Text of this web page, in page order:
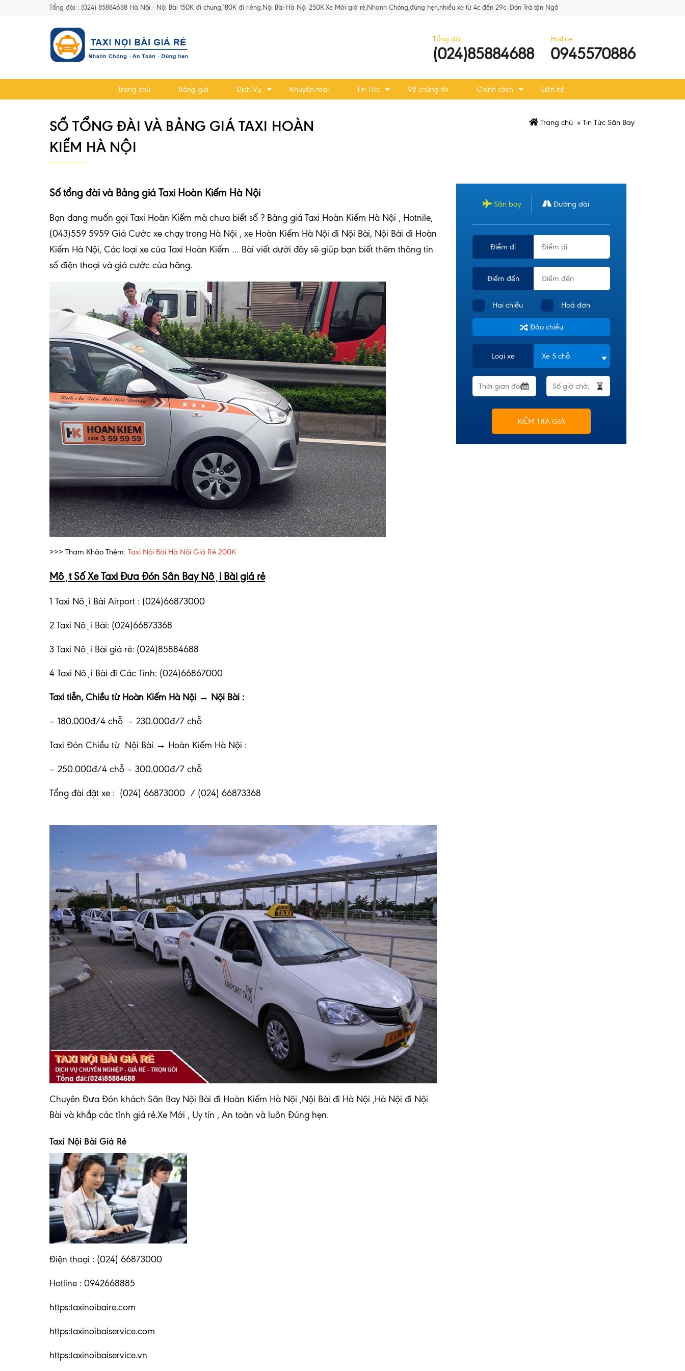
Tổng đài : (024) 85884688 Hà Nội - Nội Bài 150K đi chung,180K đi riêng.Nội Bài-Hà Nội 250K.Xe Mới giá rẻ,Nhanh Chóng,đúng hẹn,nhiều xe từ 4c đến 29c .Đón Trả tận Ngõ
Tổng đài
(024)85884688
Hotline
0945570886
Trang chủ Bảng giá Dịch Vụ Khuyến mại Tin Tức Về chúng tôi Chính sách Liên hệ
SỐ TỔNG ĐÀI VÀ BẢNG GIÁ TAXI HOÀN
KIẾM HÀ NỘI
Trang chủ » Tin Tức Sân Bay
Số tổng đài và Bảng giá Taxi Hoàn Kiếm Hà Nội
Bạn đang muốn gọi Taxi Hoàn Kiếm mà chưa biết số ? Bảng giá Taxi Hoàn Kiếm Hà Nội , Hotnile,
(043)559 5959 Giá Cước xe chạy trong Hà Nội , xe Hoàn Kiếm Hà Nội đi Nội Bài, Nội Bài đi Hoàn
Kiếm Hà Nội, Các loại xe của Taxi Hoàn Kiếm … Bài viết dưới đây sẽ giúp bạn biết thêm thông tin
số điện thoại và giá cước của hãng.
>>> Tham Khảo Thêm: Taxi Nội Bài Hà Nội Giá Rẻ 200K
Một Số Xe Taxi Đưa Đón Sân Bay Nội Bài giá rẻ
1 Taxi Nội Bài Airport : (024)66873000
2 Taxi Nội Bài: (024)66873368
3 Taxi Nội Bài giá rẻ: (024)85884688
4 Taxi Nội Bài đi Các Tỉnh: (024)66867000
Taxi tiễn, Chiều từ Hoàn Kiếm Hà Nội → Nội Bài :
– 180.000đ/4 chỗ – 230.000đ/7 chỗ
Taxi Đón Chiều từ Nội Bài → Hoàn Kiếm Hà Nội :
– 250.000đ/4 chỗ – 300.000đ/7 chỗ
Tổng đài đặt xe : (024) 66873000 / (024) 66873368
Chuyên Đưa Đón khách Sân Bay Nội Bài đi Hoàn Kiếm Hà Nội ,Nội Bài đi Hà Nội ,Hà Nội đi Nội
Bài và khắp các tỉnh giá rẻ.Xe Mới , Uy tín , An toàn và luôn Đúng hẹn.
Taxi Nội Bài Giá Rẻ
Điện thoại : (024) 66873000
Hotline : 0942668885
https:taxinoibaire.com
https:taxinoibaiservice.com
https:taxinoibaiservice.vn
Sân bay Đường dài
Điểm đi
Điểm đến
Hai chiều Hoá đơn
Đảo chiều
Loại xe
KIỂM TRA GIÁ